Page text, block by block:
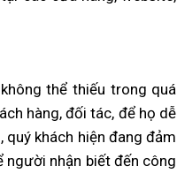
thể thiếu trong quá
hàng, đối tác, để họ dễ
khách hiện đang đảm
người nhận biết đến công